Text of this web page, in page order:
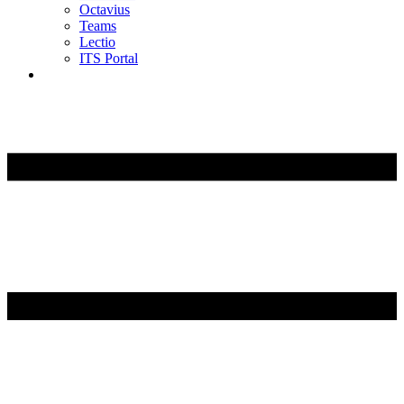
Octavius
Teams
Lectio
ITS Portal